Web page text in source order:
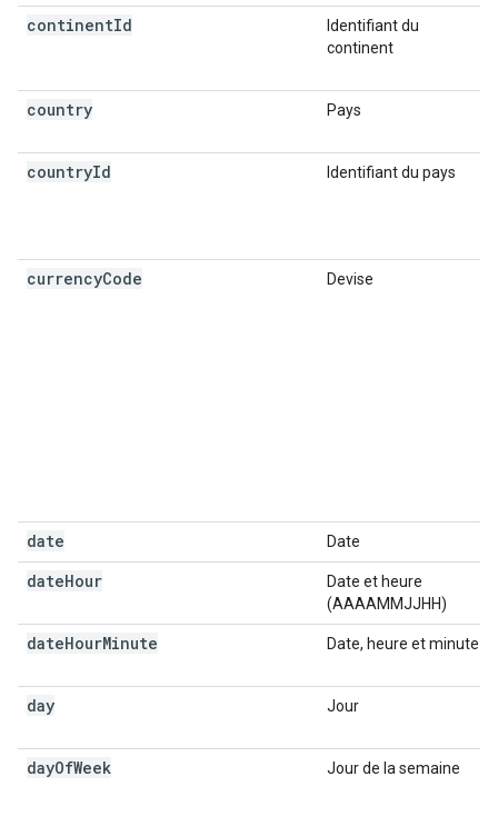
continentId
Identifiant du
continent
country Pays
countryId Identifiant du pays
currencyCode Devise
date Date
dateHour
Date et heure
(AAAAMMJJHH)
dateHourMinute Date, heure et minute
day Jour
dayOfWeek Jour de la semaine